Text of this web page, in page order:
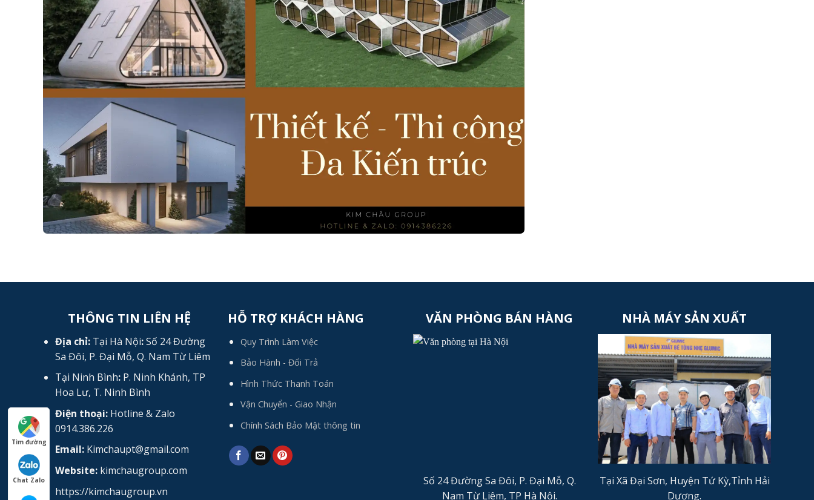
THÔNG TIN LIÊN HỆ
Địa chỉ: Tại Hà Nội:Số 24 Đường
Sa Đôi, P. Đại Mỗ, Q. Nam Từ Liêm
Tại Ninh Bình: P. Ninh Khánh, TP
Hoa Lư, T. Ninh Bình
Điện thoại: Hotline & Zalo
0914.386.226
Email: Kimchaupt@gmail.com
Website: kimchaugroup.com
https://kimchaugroup.vn
HỖ TRỢ KHÁCH HÀNG
Quy Trình Làm Việc
Bảo Hành - Đổi Trả
Hình Thức Thanh Toán
Vận Chuyển - Giao Nhận
Chính Sách Bảo Mật thông tin
VĂN PHÒNG BÁN HÀNG
Số 24 Đường Sa Đôi, P. Đại Mỗ, Q.
Nam Từ Liêm, TP Hà Nội.
NHÀ MÁY SẢN XUẤT
Tại Xã Đại Sơn, Huyện Tứ Kỳ,Tỉnh Hải
Dương.
Tìm đường
Chat Zalo